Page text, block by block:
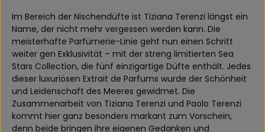
Im Bereich der Nischendüfte ist Tiziana Terenzi längst ein
Name, der nicht mehr vergessen werden kann. Die
meisterhafte Parfümerie-Linie geht nun einen Schritt
weiter gen Exklusivität – mit der streng limitierten Sea
Stars Collection, die fünf einzigartige Düfte enthält. Jedes
dieser luxuriösen Extrait de Parfums wurde der Schönheit
und Leidenschaft des Meeres gewidmet. Die
Zusammenarbeit von Tiziana Terenzi und Paolo Terenzi
kommt hier ganz besonders markant zum Vorschein,
denn beide bringen ihre eigenen Gedanken und